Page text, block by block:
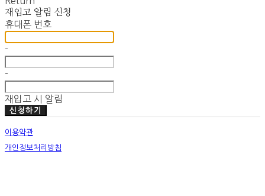
재입고 알림 신청
휴대폰 번호
-
-
재입고 시 알림
신청하기
이용약관
개인정보처리방침